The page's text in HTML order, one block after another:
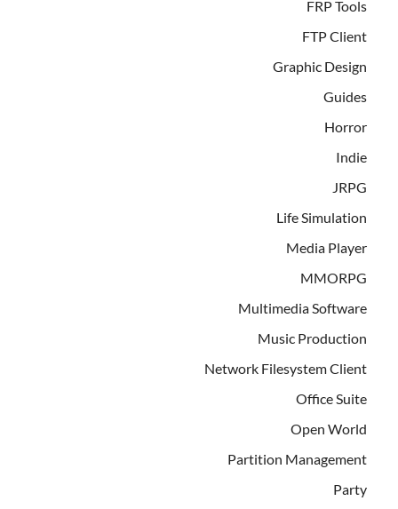
FRP Tools
FTP Client
Graphic Design
Guides
Horror
Indie
JRPG
Life Simulation
Media Player
MMORPG
Multimedia Software
Music Production
Network Filesystem Client
Office Suite
Open World
Partition Management
Party